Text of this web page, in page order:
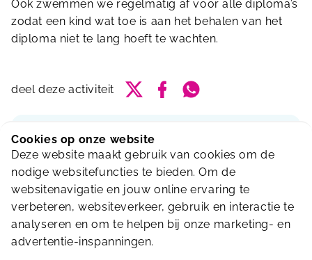
Ook zwemmen we regelmatig af voor alle diploma’s
zodat een kind wat toe is aan het behalen van het
diploma niet te lang hoeft te wachten.
deel deze activiteit Delen via Twitter
Delen via Facebook
Delen via Whatsapp
Tijden
Woensdag
15:30 - 17:00
18:00 - 19:45
Van maandag20 t/mwoensdag22 juliis ons
zwembadgeslotenvanwege
Cookies op onze website
Deze website maakt gebruik van cookies om de
nodige websitefuncties te bieden. Om de
websitenavigatie en jouw online ervaring te
verbeteren, websiteverkeer, gebruik en interactie te
analyseren en om te helpen bij onze marketing- en
advertentie-inspanningen.